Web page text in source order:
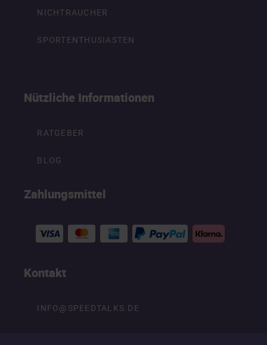
NICHTRAUCHER
SPORTENTHUSIASTEN
Nützliche Informationen
RATGEBER
BLOG
Zahlungsmittel
Kontakt
INFO@SPEEDTALKS.DE